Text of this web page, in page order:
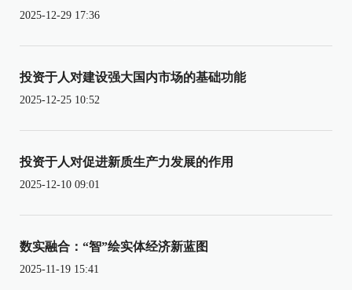
2025-12-29 17:36
投资于人对建设强大国内市场的基础功能
2025-12-25 10:52
投资于人对促进新质生产力发展的作用
2025-12-10 09:01
数实融合：“智”绘实体经济新蓝图
2025-11-19 15:41